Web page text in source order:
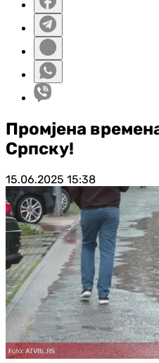
Промјена
Српску!
15.06.2025 15:38